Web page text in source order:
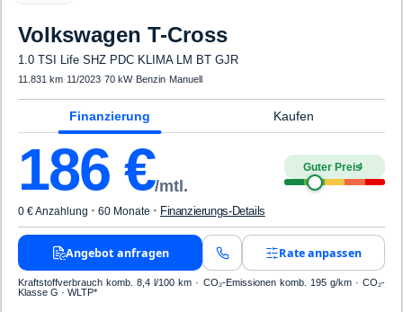
Volkswagen T-Cross
1.0 TSI Life SHZ PDC KLIMA LM BT GJR
11.831 km· 11/2023·70 kW· Benzin· Manuell
Finanzierung Kaufen
186 €/mtl.
Guter Preis4
0 € Anzahlung · 60 Monate · Finanzierungs-Details
Angebot anfragen Rate anpassen
Kraftstoffverbrauch komb. 8,4 l/100 km · CO₂-Emissionen komb. 195 g/km · CO₂-
Klasse G · WLTP*